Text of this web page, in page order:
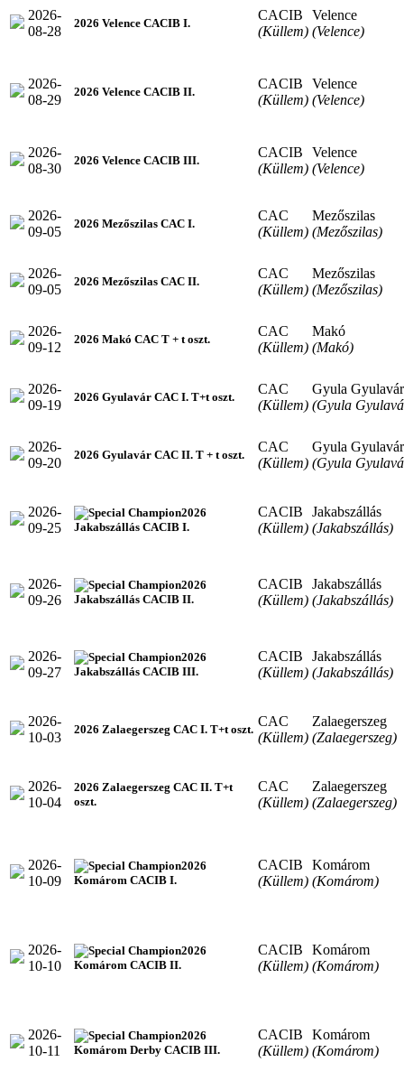
2026-
08-28
2026 Velence CACIB I.
CACIB
(Küllem)
Velence
(Velence)
2026-
08-29
2026 Velence CACIB II.
CACIB
(Küllem)
Velence
(Velence)
2026-
08-30
2026 Velence CACIB III.
CACIB
(Küllem)
Velence
(Velence)
2026-
09-05
2026 Mezőszilas CAC I.
CAC
(Küllem)
Mezőszilas
(Mezőszilas)
2026-
09-05
2026 Mezőszilas CAC II.
CAC
(Küllem)
Mezőszilas
(Mezőszilas)
2026-
09-12
2026 Makó CAC T + t oszt.
CAC
(Küllem)
Makó
(Makó)
2026-
09-19
2026 Gyulavár CAC I. T+t oszt.
CAC
(Küllem)
Gyula
(Gyula
2026-
09-20
2026 Gyulavár CAC II. T + t oszt.
CAC
(Küllem)
Gyula
(Gyula
2026-
09-25
2026
Jakabszállás CACIB I.
CACIB
(Küllem)
Jakabszállás
(Jakabszállás)
2026-
09-26
2026
Jakabszállás CACIB II.
CACIB
(Küllem)
Jakabszállás
(Jakabszállás)
2026-
09-27
2026
Jakabszállás CACIB III.
CACIB
(Küllem)
Jakabszállás
(Jakabszállás)
2026-
10-03
2026 Zalaegerszeg CAC I. T+t oszt.
CAC
(Küllem)
Zalaegerszeg
(Zalaegerszeg)
2026-
10-04
2026 Zalaegerszeg CAC II. T+t
oszt.
CAC
(Küllem)
Zalaegerszeg
(Zalaegerszeg)
2026-
10-09
2026
Komárom CACIB I.
CACIB
(Küllem)
Komárom
(Komárom)
2026-
10-10
2026
Komárom CACIB II.
CACIB
(Küllem)
Komárom
(Komárom)
2026-
10-11
2026
Komárom Derby CACIB III.
CACIB
(Küllem)
Komárom
(Komárom)